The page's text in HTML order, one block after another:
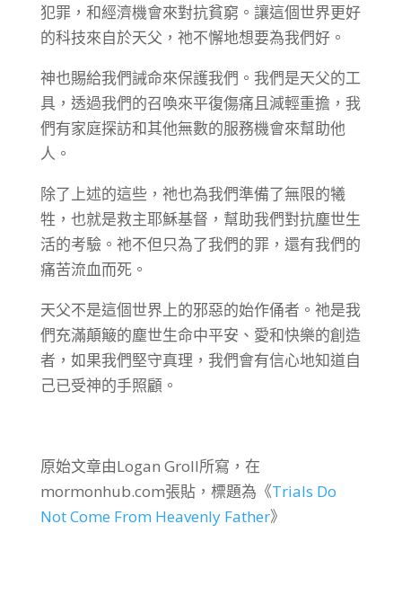
犯罪，和經濟機會來對抗貧窮。讓這個世界更好
的科技來自於天父，祂不懈地想要為我們好。
神也賜給我們誡命來保護我們。我們是天父的工
具，透過我們的召喚來平復傷痛且減輕重擔，我
們有家庭探訪和其他無數的服務機會來幫助他
人。
除了上述的這些，祂也為我們準備了無限的犧
牲，也就是救主耶穌基督，幫助我們對抗塵世生
活的考驗。祂不但只為了我們的罪，還有我們的
痛苦流血而死。
天父不是這個世界上的邪惡的始作俑者。祂是我
們充滿顛簸的塵世生命中平安、愛和快樂的創造
者，如果我們堅守真理，我們會有信心地知道自
己已受神的手照顧。
原始文章由Logan Groll所寫，在
mormonhub.com張貼，標題為《Trials Do
Not Come From Heavenly Father》